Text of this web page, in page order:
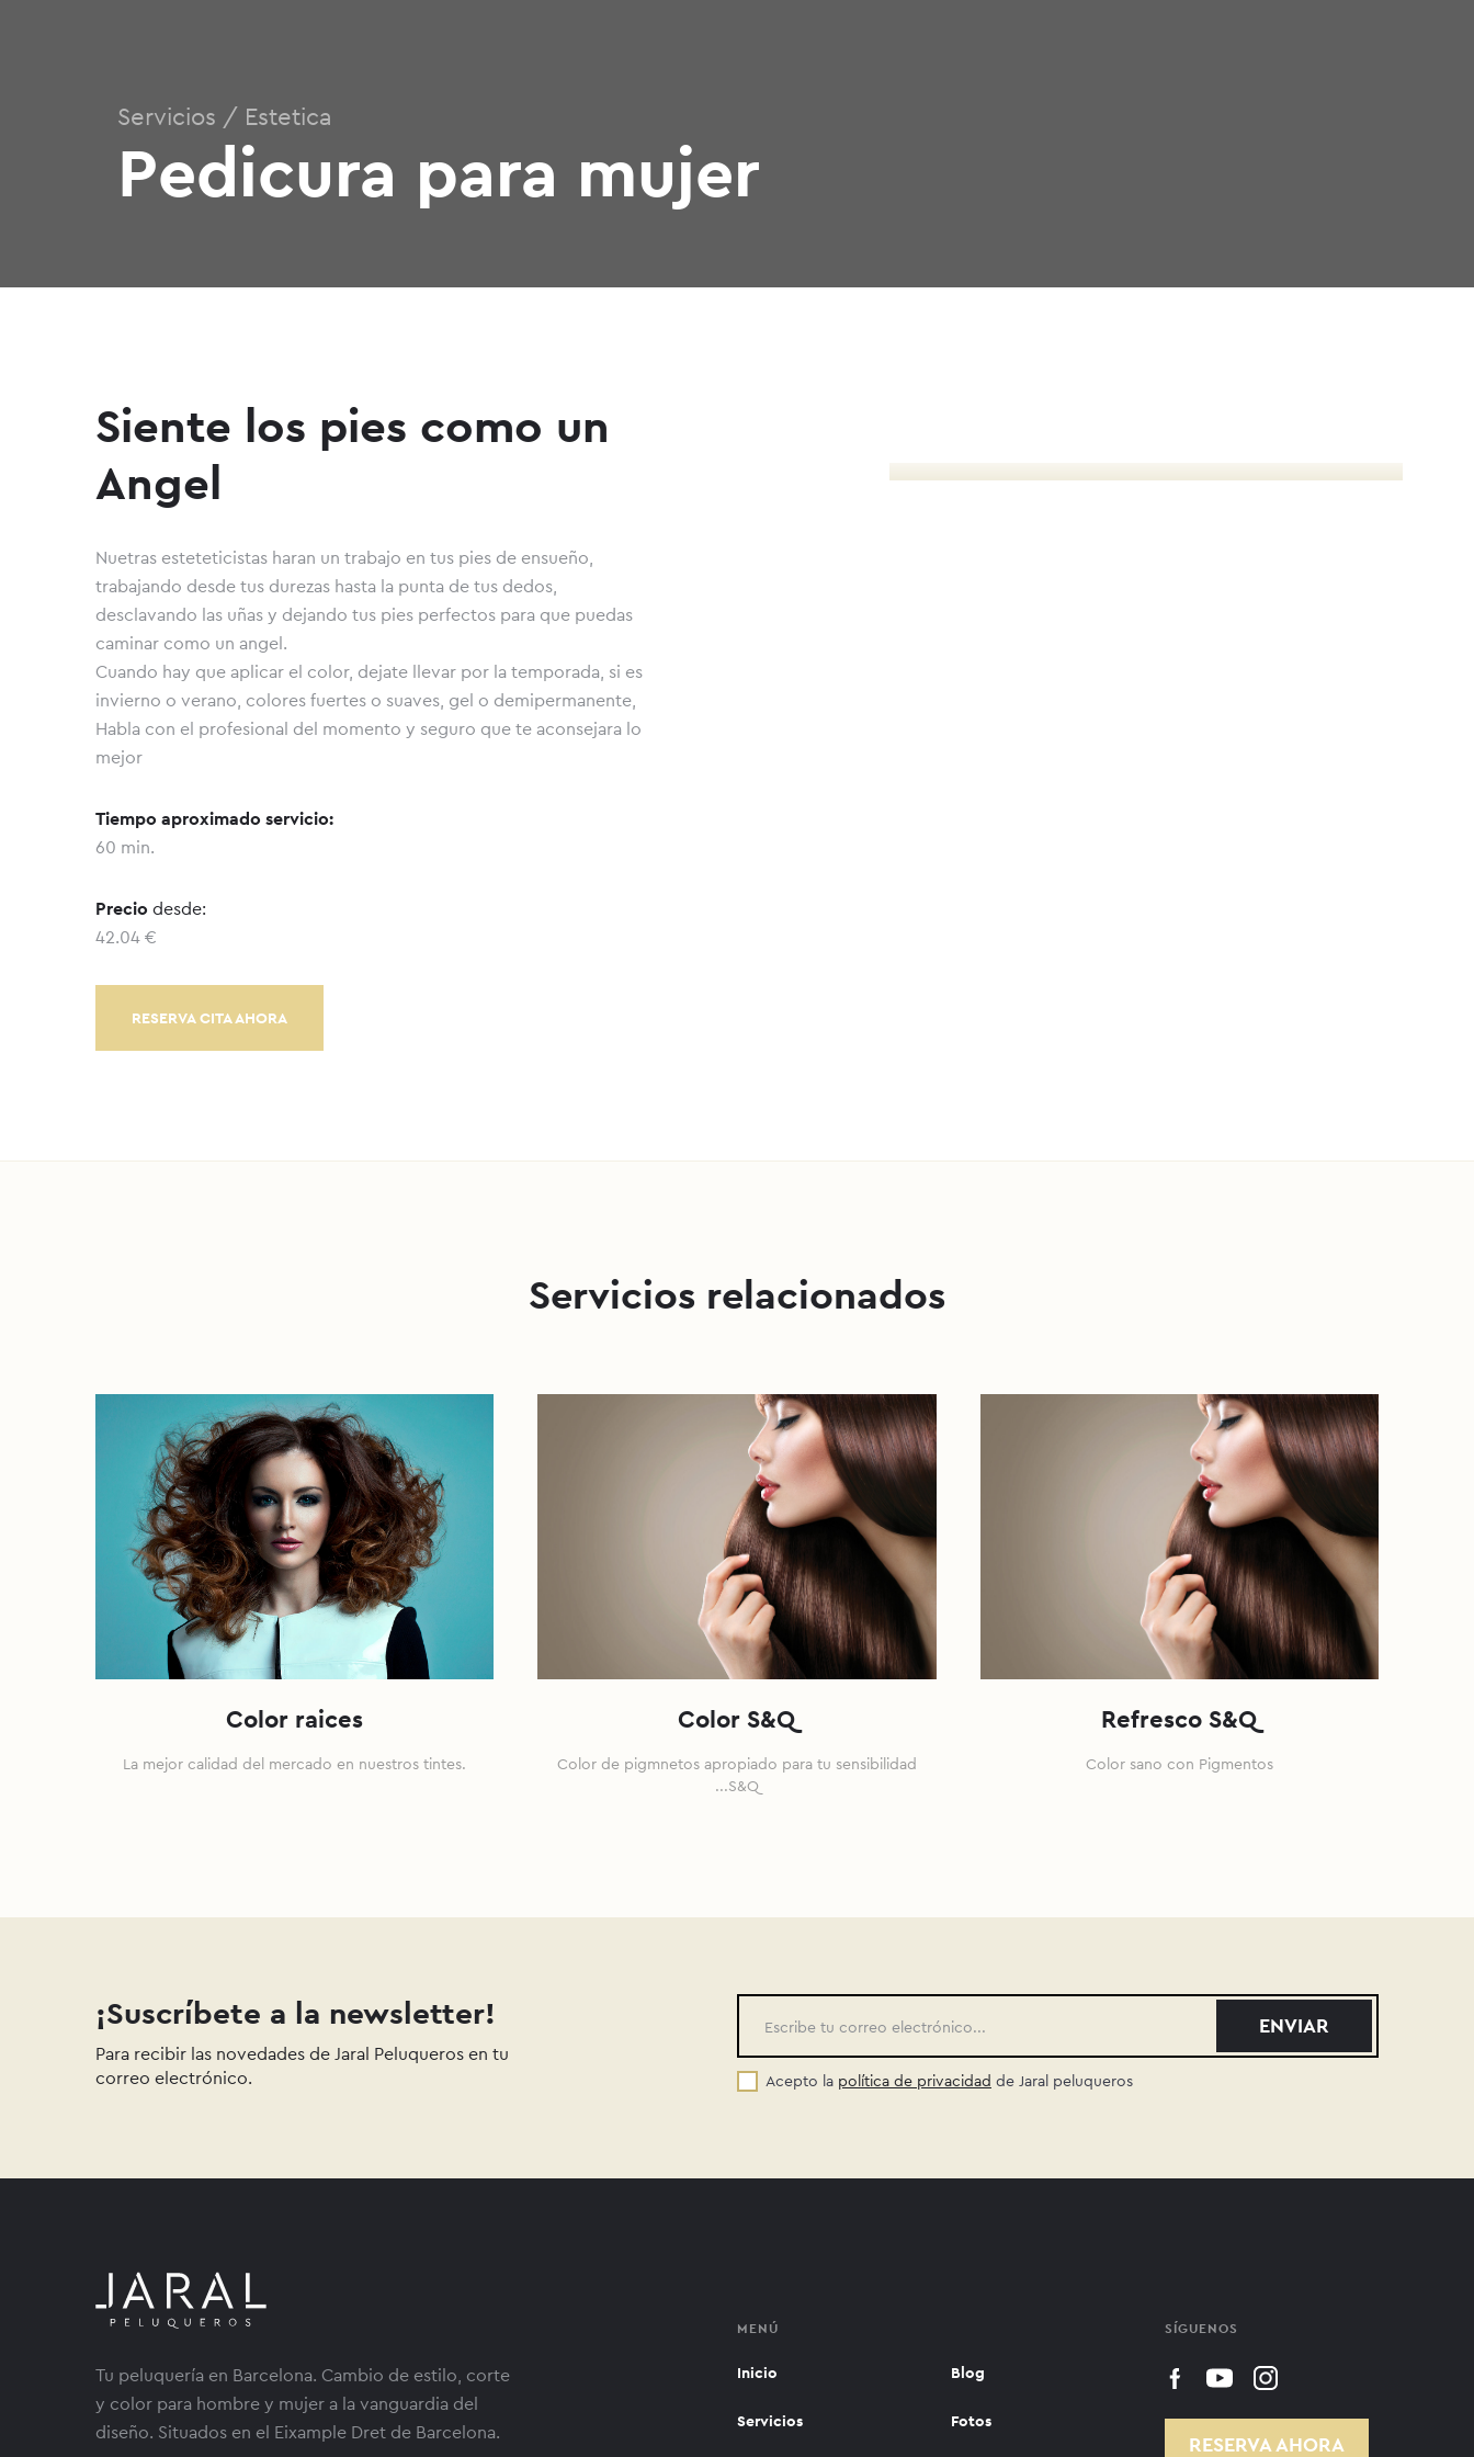
Servicios / Estetica
Pedicura para mujer
Siente los pies como un
Angel
Nuetras esteteticistas haran un trabajo en tus pies de ensueño,
trabajando desde tus durezas hasta la punta de tus dedos,
desclavando las uñas y dejando tus pies perfectos para que puedas
caminar como un angel.
Cuando hay que aplicar el color, dejate llevar por la temporada, si es
invierno o verano, colores fuertes o suaves, gel o demipermanente,
Habla con el profesional del momento y seguro que te aconsejara lo
mejor
Tiempo aproximado servicio:
60 min.
Precio desde:
42.04 €
RESERVA CITA AHORA
Servicios relacionados
Color raices
La mejor calidad del mercado en nuestros tintes.
Color S&Q
Color de pigmnetos apropiado para tu sensibilidad
...S&Q
Refresco S&Q
Color sano con Pigmentos
¡Suscríbete a la newsletter!
Para recibir las novedades de Jaral Peluqueros en tu
correo electrónico.
Acepto la política de privacidad de Jaral peluqueros
Tu peluquería en Barcelona. Cambio de estilo, corte
y color para hombre y mujer a la vanguardia del
diseño. Situados en el Eixample Dret de Barcelona.
MENÚ
Inicio
Servicios
Blog
Fotos
SÍGUENOS
RESERVA AHORA